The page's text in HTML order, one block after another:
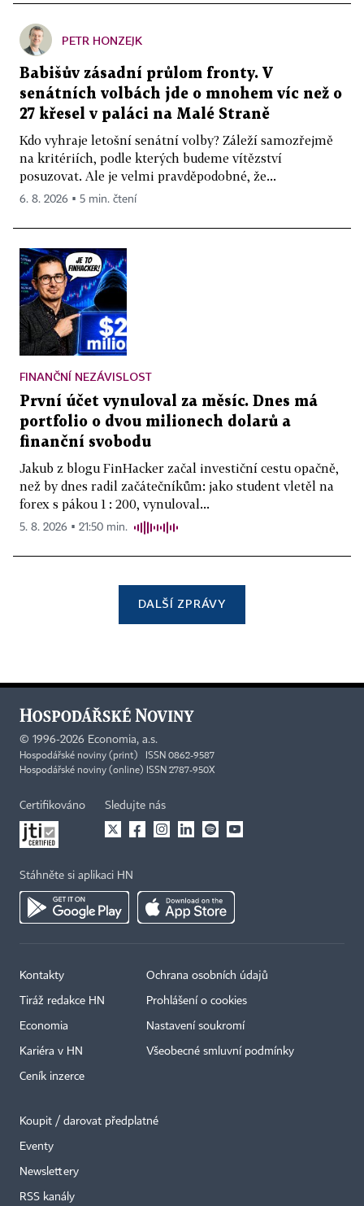
PETR HONZEJK
Babišův zásadní průlom fronty. V
senátních volbách jde o mnohem víc než o
27 křesel v paláci na Malé Straně
Kdo vyhraje letošní senátní volby? Záleží samozřejmě
na kritériích, podle kterých budeme vítězství
posuzovat. Ale je velmi pravděpodobné, že...
6. 8. 2026 ▪ 5 min. čtení
FINANČNÍ NEZÁVISLOST
První účet vynuloval za měsíc. Dnes má
portfolio o dvou milionech dolarů a
finanční svobodu
Jakub z blogu FinHacker začal investiční cestu opačně,
než by dnes radil začátečníkům: jako student vletěl na
forex s pákou 1 : 200, vynuloval...
5. 8. 2026 ▪ 21:50 min.
DALŠÍ ZPRÁVY
© 1996-2026 Economia, a.s.
Hospodářské noviny (print) ISSN 0862-9587
Hospodářské noviny (online) ISSN 2787-950X
Certifikováno Sledujte nás
Stáhněte si aplikaci HN
Kontakty
Tiráž redakce HN
Economia
Kariéra v HN
Ceník inzerce
Ochrana osobních údajů
Prohlášení o cookies
Nastavení soukromí
Všeobecné smluvní podmínky
Koupit / darovat předplatné
Eventy
Newslettery
RSS kanály